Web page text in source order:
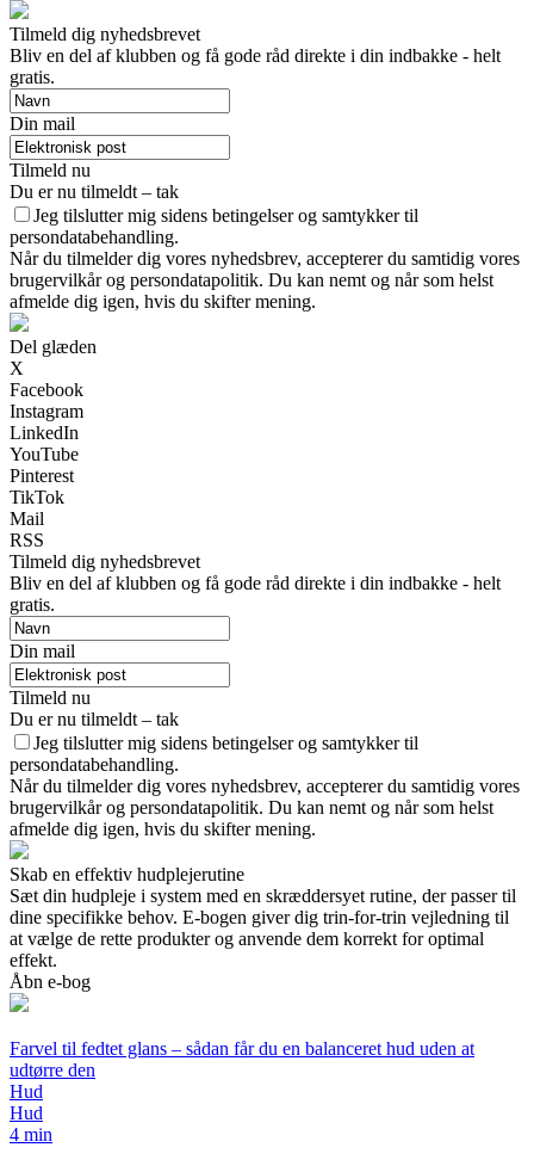
Tilmeld dig nyhedsbrevet
Bliv en del af klubben og få gode råd direkte i din indbakke - helt
gratis.
Din mail
Tilmeld nu
Du er nu tilmeldt – tak
Jeg tilslutter mig sidens betingelser og samtykker til
persondatabehandling.
Når du tilmelder dig vores nyhedsbrev, accepterer du samtidig vores
brugervilkår og persondatapolitik. Du kan nemt og når som helst
afmelde dig igen, hvis du skifter mening.
Del glæden
X
Facebook
Instagram
LinkedIn
YouTube
Pinterest
TikTok
Mail
RSS
Tilmeld dig nyhedsbrevet
Bliv en del af klubben og få gode råd direkte i din indbakke - helt
gratis.
Din mail
Tilmeld nu
Du er nu tilmeldt – tak
Jeg tilslutter mig sidens betingelser og samtykker til
persondatabehandling.
Når du tilmelder dig vores nyhedsbrev, accepterer du samtidig vores
brugervilkår og persondatapolitik. Du kan nemt og når som helst
afmelde dig igen, hvis du skifter mening.
Skab en effektiv hudplejerutine
Sæt din hudpleje i system med en skræddersyet rutine, der passer til
dine specifikke behov. E-bogen giver dig trin-for-trin vejledning til
at vælge de rette produkter og anvende dem korrekt for optimal
effekt.
Åbn e-bog
Farvel til fedtet glans – sådan får du en balanceret hud uden at
udtørre den
Hud
Hud
4 min